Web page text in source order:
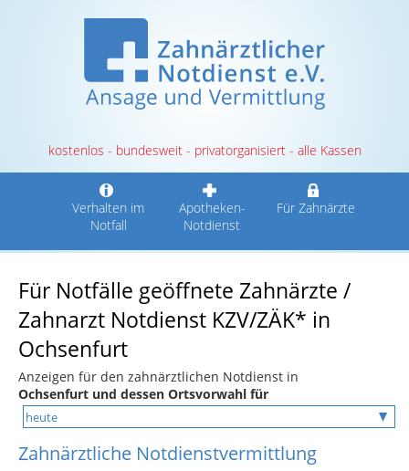
kostenlos - bundesweit - privatorganisiert - alle Kassen
Verhalten im
Notfall
Apotheken-
Notdienst
Für Zahnärzte
Für Notfälle geöffnete Zahnärzte /
Zahnarzt Notdienst KZV/ZÄK* in
Ochsenfurt
Anzeigen für den zahnärztlichen Notdienst in
Ochsenfurt und dessen Ortsvorwahl für
Zahnärztliche Notdienstvermittlung